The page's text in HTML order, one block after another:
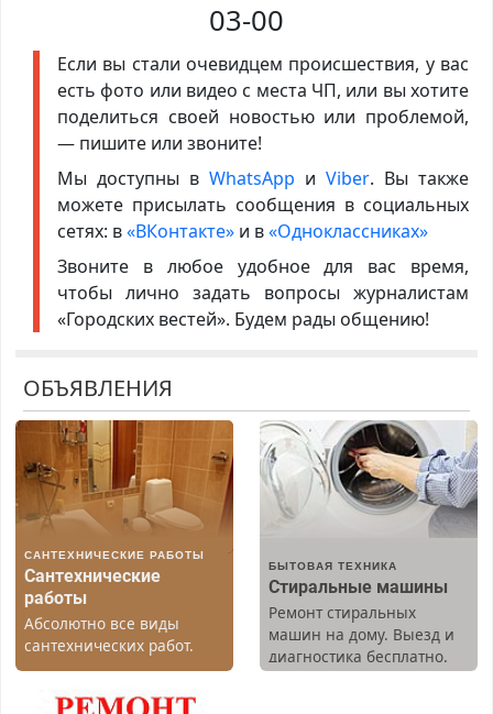
03-00
Если вы стали очевидцем происшествия, у вас
есть фото или видео с места ЧП, или вы хотите
поделиться своей новостью или проблемой,
— пишите или звоните!
Мы доступны в WhatsApp иViber. Вы также
можете присылать сообщения в социальных
сетях: в«ВКонтакте»и в«Одноклассниках»
Звоните в любое удобное для вас время,
чтобы лично задать вопросы журналистам
«Городских вестей». Будем рады общению!
ОБЪЯВЛЕНИЯ
САНТЕХНИЧЕСКИЕ РАБОТЫ
Сантехнические
работы
Абсолютно все виды
сантехнических работ.
Быстро. Качественно.
БЫТОВАЯ ТЕХНИКА
Стиральные машины
Ремонт стиральных
машин на дому. Выезд и
диагностика бесплатно.
Предусмотрены скидки.